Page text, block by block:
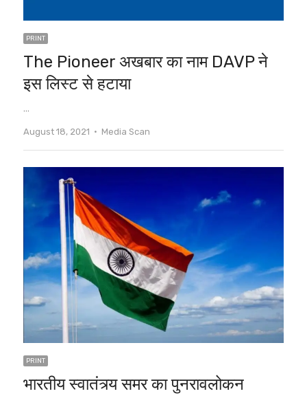
PRINT
The Pioneer अखबार का नाम DAVP ने
इस लिस्ट से हटाया
August 18, 2021 Author
Media Scan
PRINT
भारतीय स्वातंत्र्य समर का पुनरावलोकन